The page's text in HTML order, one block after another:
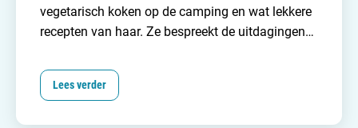
vegetarisch koken op de camping en wat lekkere
recepten van haar. Ze bespreekt de uitdagingen
opgelost.
Lees verder